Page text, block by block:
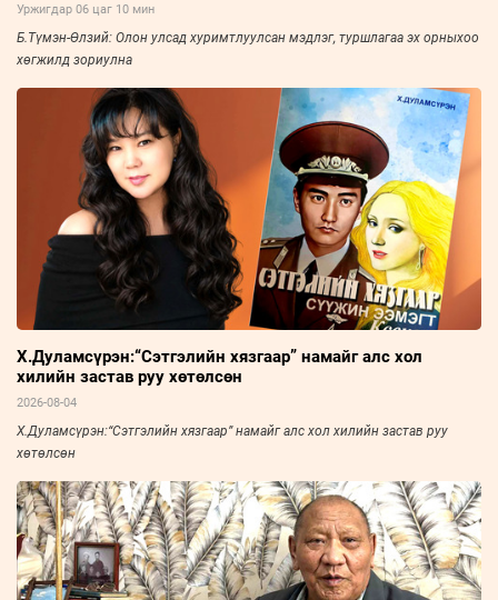
Уржигдар 06 цаг 10 мин
Б.Түмэн-Өлзий: Олон улсад хуримтлуулсан мэдлэг, туршлагаа эх орныхоо
хөгжилд зориулна
Х.Дуламсүрэн:“Сэтгэлийн хязгаар” намайг алс хол
хилийн застав руу хөтөлсөн
2026-08-04
Х.Дуламсүрэн:“Сэтгэлийн хязгаар” намайг алс хол хилийн застав руу
хөтөлсөн